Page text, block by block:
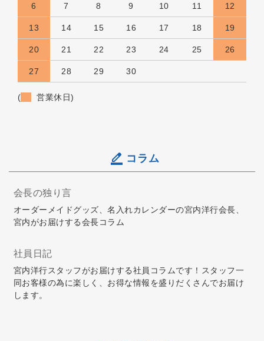
6 7 8 9 10 11 12
13 14 15 16 17 18 19
20 21 22 23 24 25 26
27 28 29 30
( 営業休日)
コラム
会長の独り言
オーダーメイドグッズ、名入れカレンダーの宮内洋行会長、
宮内がお届けする会長コラム
社員日記
宮内洋行スタッフがお届けする社員コラムです！スタッフ一
同お客様の為に楽しく、お得な情報を盛りだくさんでお届け
します。